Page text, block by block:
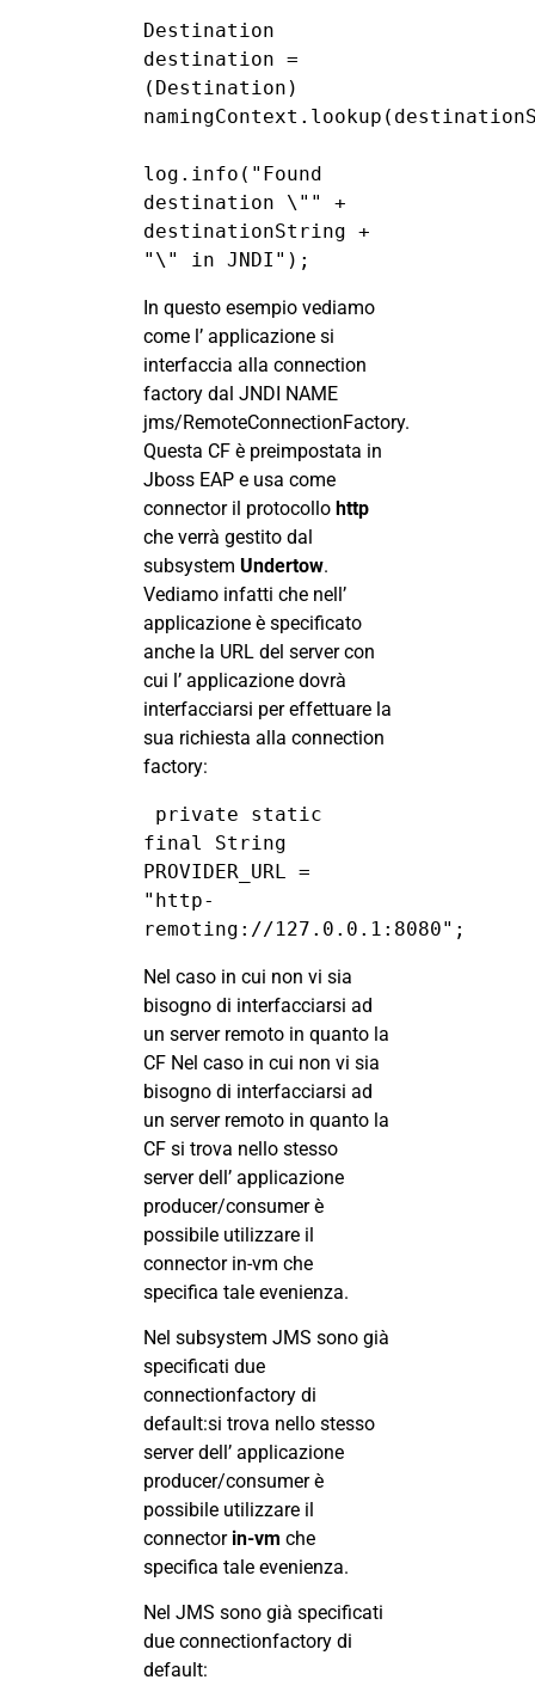
Destination
destination =
(Destination)
log.info("Found
destination \"" +
destinationString +
"\" in JNDI");
In questo esempio vediamo
come l’ applicazione si
interfaccia alla connection
factory dal JNDI NAME
jms/RemoteConnectionFactory.
Questa CF è preimpostata in
Jboss EAP e usa come
connector il protocollo http
che verrà gestito dal
subsystem Undertow.
Vediamo infatti che nell’
applicazione è specificato
anche la URL del server con
cui l’ applicazione dovrà
interfacciarsi per effettuare la
sua richiesta alla connection
factory:
final String
PROVIDER_URL =
"http-
remoting://127.0.0.1:8080";
Nel caso in cui non vi sia
bisogno di interfacciarsi ad
un server remoto in quanto la
CF Nel caso in cui non vi sia
bisogno di interfacciarsi ad
un server remoto in quanto la
CF si trova nello stesso
server dell’ applicazione
producer/consumer è
possibile utilizzare il
connector in-vm che
specifica tale evenienza.
Nel subsystem JMS sono già
specificati due
connectionfactory di
default:si trova nello stesso
server dell’ applicazione
producer/consumer è
possibile utilizzare il
connector in-vm che
specifica tale evenienza.
Nel JMS sono già specificati
due connectionfactory di
default: